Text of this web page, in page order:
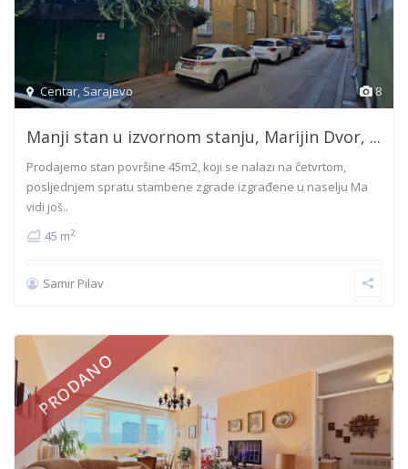
8
Centar,Sarajevo
Manji stan u izvornom stanju, Marijin Dvor, ...
Prodajemo stan površine 45m2, koji se nalazi na četvrtom,
posljednjem spratu stambene zgrade izgrađene u naselju Ma
vidi još..
45 m2
Samir Pilav
PRODANO